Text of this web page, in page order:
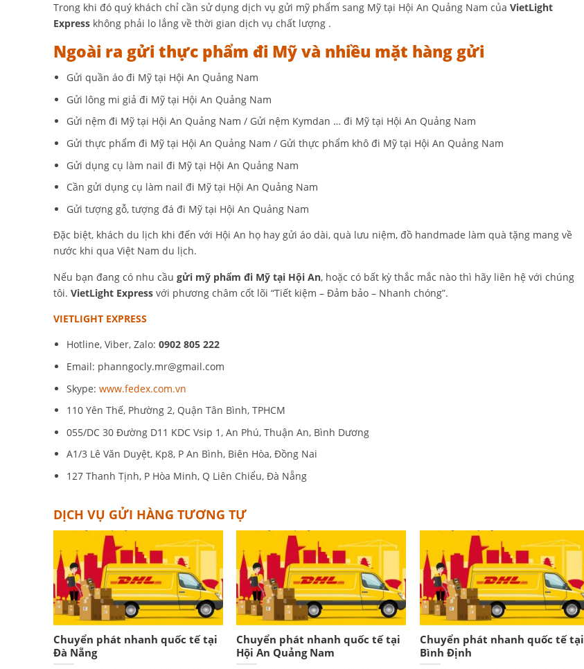
Trong khi đó quý khách chỉ cần sử dụng dịch vụ gửi mỹ phẩm sang Mỹ tại Hội An Quảng Nam của VietLight
Express không phải lo lắng về thời gian dịch vụ chất lượng .
Ngoài ra gửi thực phẩm đi Mỹ và nhiều mặt hàng gửi
Gửi quần áo đi Mỹ tại Hội An Quảng Nam
Gửi lông mi giả đi Mỹ tại Hội An Quảng Nam
Gửi nệm đi Mỹ tại Hội An Quảng Nam / Gửi nệm Kymdan … đi Mỹ tại Hội An Quảng Nam
Gửi thực phẩm đi Mỹ tại Hội An Quảng Nam / Gửi thực phẩm khô đi Mỹ tại Hội An Quảng Nam
Gửi dụng cụ làm nail đi Mỹ tại Hội An Quảng Nam
Cần gửi dụng cụ làm nail đi Mỹ tại Hội An Quảng Nam
Gửi tượng gỗ, tượng đá đi Mỹ tại Hội An Quảng Nam
Đặc biệt, khách du lịch khi đến với Hội An họ hay gửi áo dài, quà lưu niệm, đồ handmade làm quà tặng mang về
nước khi qua Việt Nam du lịch.
Nếu bạn đang có nhu cầu gửi mỹ phẩm đi Mỹ tại Hội An, hoặc có bất kỳ thắc mắc nào thì hãy liên hệ với chúng
tôi. VietLight Express với phương châm cốt lõi “Tiết kiệm – Đảm bảo – Nhanh chóng”.
VIETLIGHT EXPRESS
Hotline, Viber, Zalo: 0902 805 222
Email: phanngocly.mr@gmail.com
Skype: www.fedex.com.vn
110 Yên Thế, Phường 2, Quận Tân Bình, TPHCM
055/DC 30 Đường D11 KDC Vsip 1, An Phú, Thuận An, Bình Dương
A1/3 Lê Văn Duyệt, Kp8, P An Bình, Biên Hòa, Đồng Nai
127 Thanh Tịnh, P Hòa Minh, Q Liên Chiểu, Đà Nẵng
DỊCH VỤ GỬI HÀNG TƯƠNG TỰ
Chuyển phát nhanh quốc tế tại
Đà Nẵng
Chuyển phát nhanh quốc tế tại
Hội An Quảng Nam
Chuyển phát nhanh quốc tế tại
Bình Định